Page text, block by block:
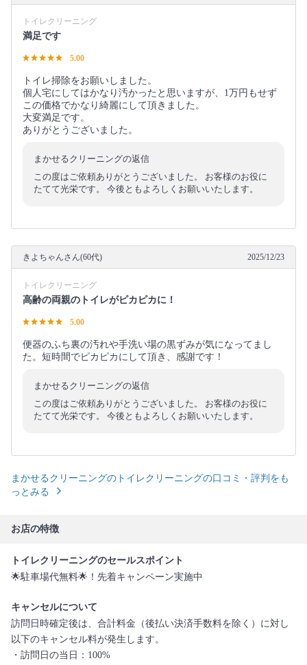
トイレクリーニング
満足です
5.00
トイレ掃除をお願いしました。
個人宅にしてはかなり汚かったと思いますが、1万円もせず
この価格でかなり綺麗にして頂きました。
大変満足です。
ありがとうございました。
まかせるクリーニングの返信
この度はご依頼ありがとうございました。 お客様のお役に
たてて光栄です。 今後ともよろしくお願いいたします。
きよちゃんさん(60代) 2025/12/23
トイレクリーニング
高齢の両親のトイレがピカピカに！
5.00
便器のふち裏の汚れや手洗い場の黒ずみが気になってまし
た。短時間でピカピカにして頂き、感謝です！
まかせるクリーニングの返信
この度はご依頼ありがとうございました。 お客様のお役に
たてて光栄です。 今後ともよろしくお願いいたします。
まかせるクリーニングのトイレクリーニングの口コミ・評判をも
っとみる
お店の特徴
トイレクリーニングのセールスポイント
🌟駐車場代無料🌟！先着キャンペーン実施中
キャンセルについて
訪問日時確定後は、合計料金（後払い決済手数料を除く）に対し
以下のキャンセル料が発生します。
・訪問日の当日：100%